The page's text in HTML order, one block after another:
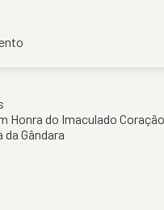
Honra do Imaculado
Gândara